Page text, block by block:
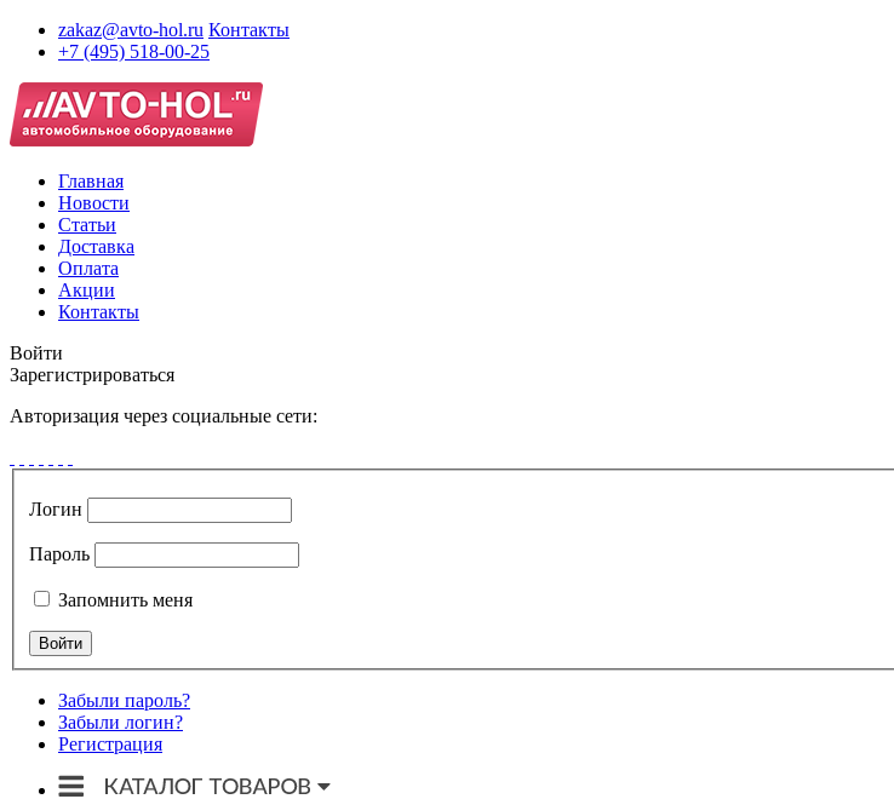
zakaz@avto-hol.ru Контакты
+7 (495) 518-00-25
Главная
Новости
Статьи
Доставка
Оплата
Акции
Контакты
Войти
Зарегистрироваться
Авторизация через социальные сети:
Логин
Пароль
Запомнить меня
Забыли пароль?
Забыли логин?
Регистрация